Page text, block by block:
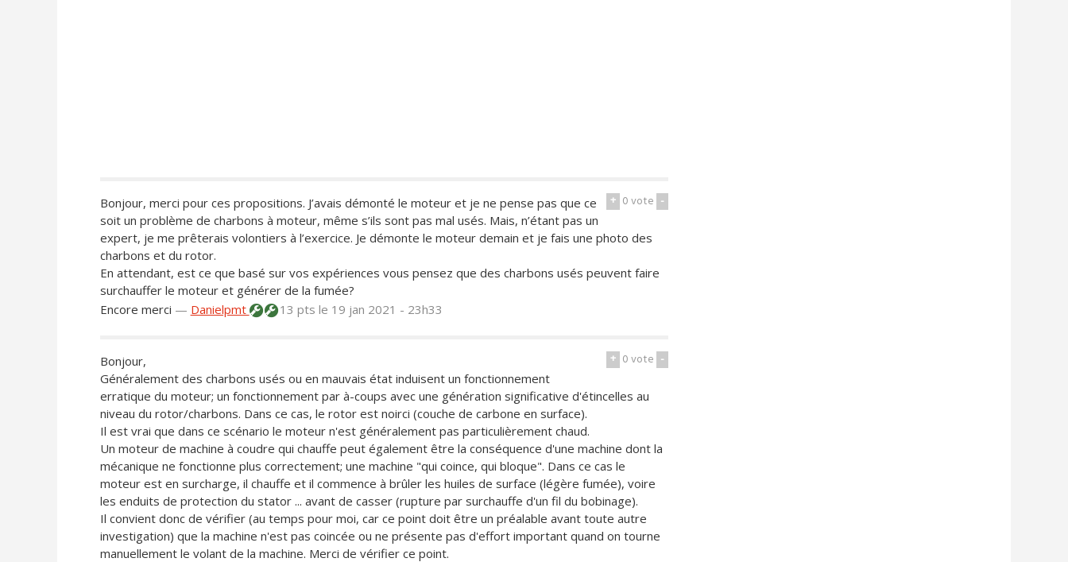
+ 0vote -
Bonjour, merci pour ces propositions. J’avais démonté le moteur et je ne pense pas que ce
soit un problème de charbons à moteur, même s’ils sont pas mal usés. Mais, n’étant pas un
expert, je me prêterais volontiers à l’exercice. Je démonte le moteur demain et je fais une photo des
charbons et du rotor.
En attendant, est ce que basé sur vos expériences vous pensez que des charbons usés peuvent faire
surchauffer le moteur et générer de la fumée?
Encore merci — Danielpmt 13 pts le 19 jan 2021 - 23h33
+ 0vote -
Bonjour,
Généralement des charbons usés ou en mauvais état induisent un fonctionnement
erratique du moteur; un fonctionnement par à-coups avec une génération significative d'étincelles au
niveau du rotor/charbons. Dans ce cas, le rotor est noirci (couche de carbone en surface).
Il est vrai que dans ce scénario le moteur n'est généralement pas particulièrement chaud.
Un moteur de machine à coudre qui chauffe peut également être la conséquence d'une machine dont la
mécanique ne fonctionne plus correctement; une machine "qui coince, qui bloque". Dans ce cas le
moteur est en surcharge, il chauffe et il commence à brûler les huiles de surface (légère fumée), voire
les enduits de protection du stator ... avant de casser (rupture par surchauffe d'un fil du bobinage).
Il convient donc de vérifier (au temps pour moi, car ce point doit être un préalable avant toute autre
investigation) que la machine n'est pas coincée ou ne présente pas d'effort important quand on tourne
manuellement le volant de la machine. Merci de vérifier ce point.